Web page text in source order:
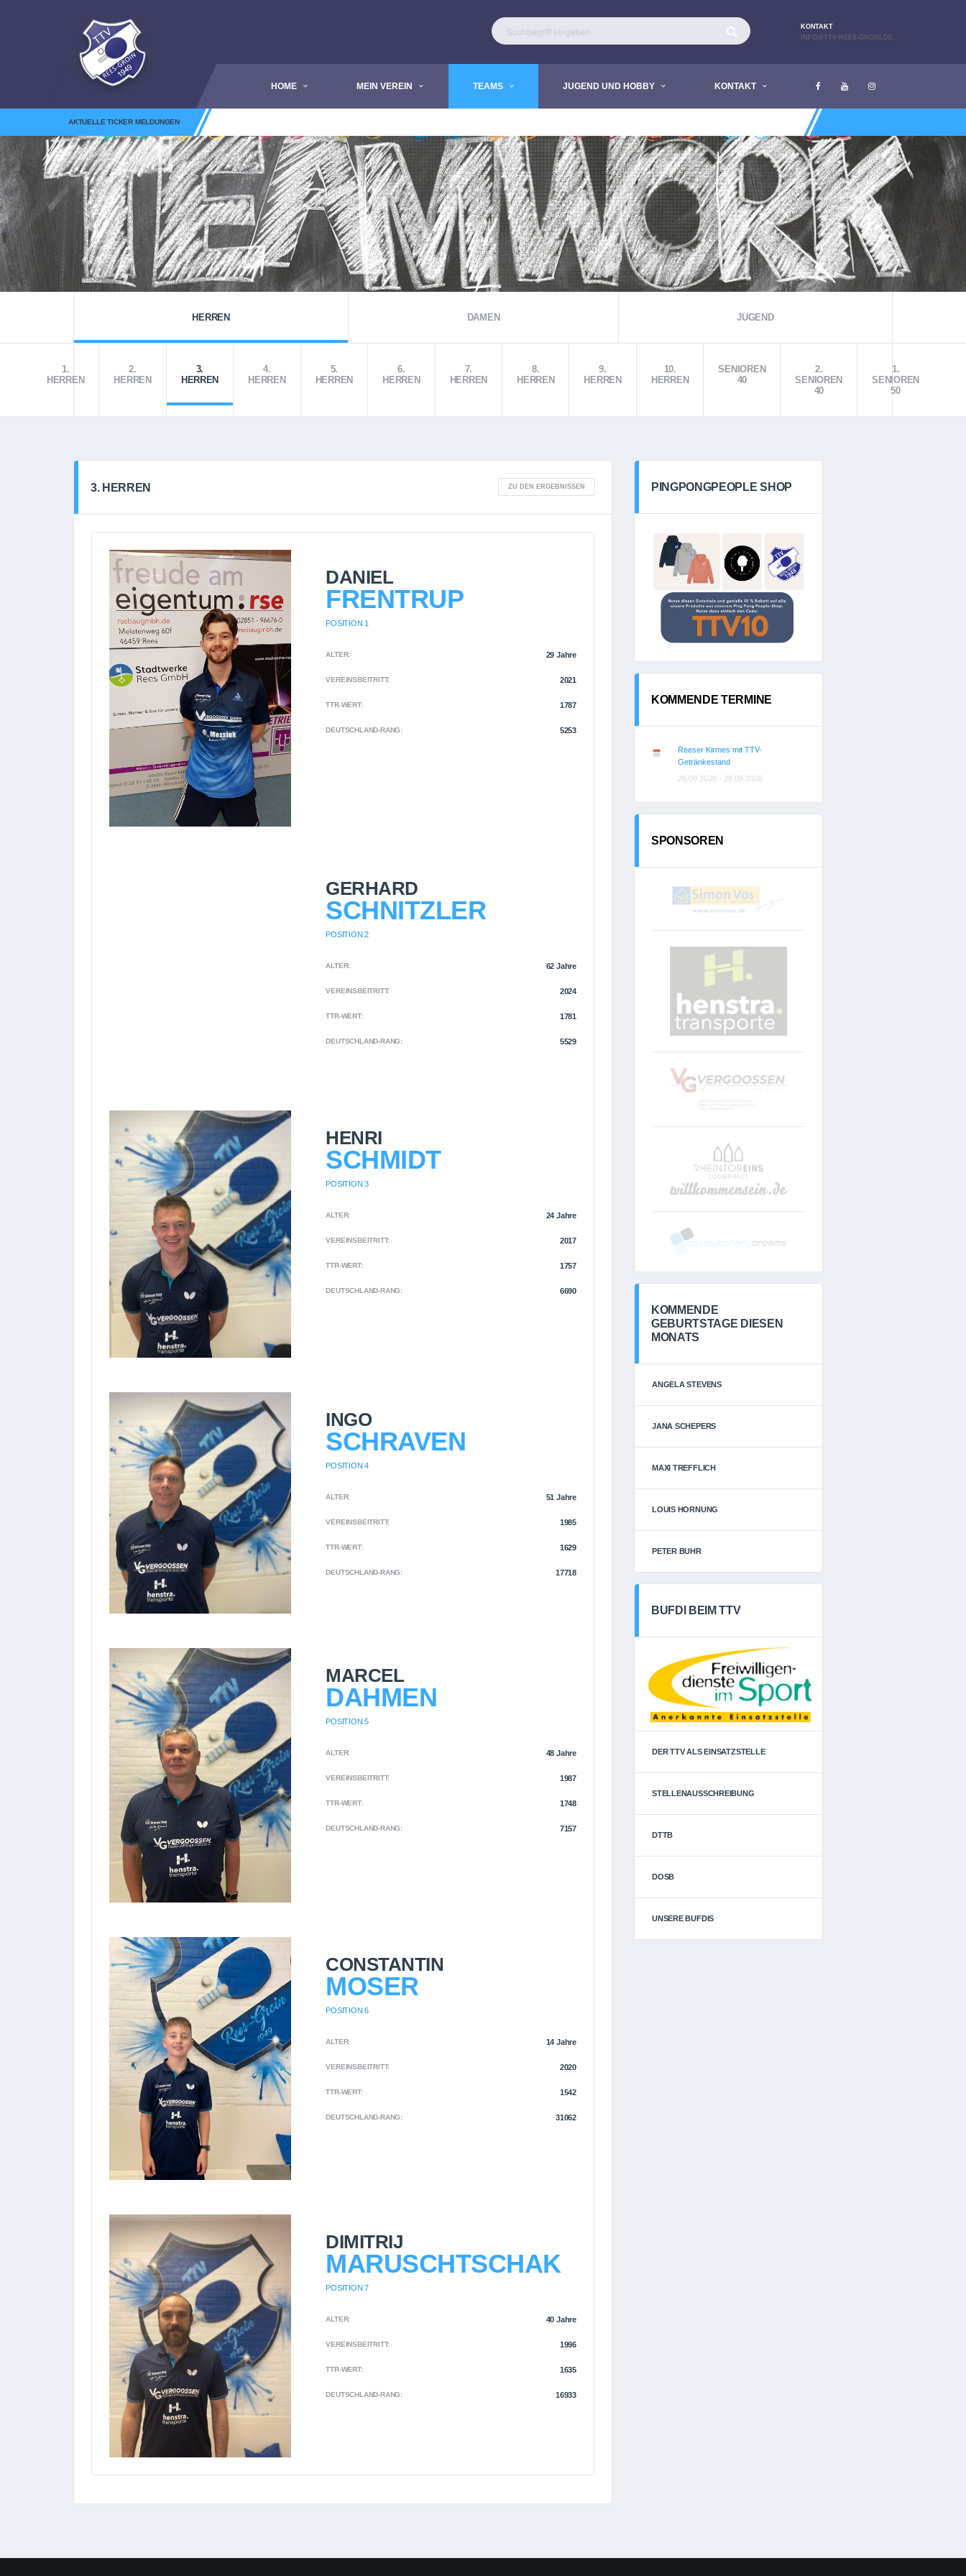
KONTAKT
INFO@TTV-REES-GROIN.DE
HOME MEIN VEREIN TEAMS JUGEND UND HOBBY KONTAKT
AKTUELLE TICKER MELDUNGEN AKTUELL LIEGEN KEINE
HERREN DAMEN JUGEND
1.
HERREN
2.
HERREN
3.
HERREN
4.
HERREN
5.
HERREN
6.
HERREN
7.
HERREN
8.
HERREN
9.
HERREN
10.
HERREN
SENIOREN
40
2.
SENIOREN
40
1.
SENIOREN
50
3. HERREN ZU DEN ERGEBNISSEN
DANIEL
FRENTRUP
POSITION 1
ALTER: 29 Jahre
VEREINSBEITRITT: 2021
TTR-WERT: 1787
DEUTSCHLAND-RANG: 5253
GERHARD
SCHNITZLER
POSITION 2
ALTER: 62 Jahre
VEREINSBEITRITT: 2024
TTR-WERT: 1781
DEUTSCHLAND-RANG: 5529
HENRI
SCHMIDT
POSITION 3
ALTER: 24 Jahre
VEREINSBEITRITT: 2017
TTR-WERT: 1757
DEUTSCHLAND-RANG: 6690
INGO
SCHRAVEN
POSITION 4
ALTER: 51 Jahre
VEREINSBEITRITT: 1985
TTR-WERT: 1629
DEUTSCHLAND-RANG: 17718
MARCEL
DAHMEN
POSITION 5
ALTER: 48 Jahre
VEREINSBEITRITT: 1987
TTR-WERT: 1748
DEUTSCHLAND-RANG: 7157
CONSTANTIN
MOSER
POSITION 6
ALTER: 14 Jahre
VEREINSBEITRITT: 2020
TTR-WERT: 1542
DEUTSCHLAND-RANG: 31062
DIMITRIJ
MARUSCHTSCHAK
POSITION 7
ALTER: 40 Jahre
VEREINSBEITRITT: 1996
TTR-WERT: 1635
DEUTSCHLAND-RANG: 16933
PINGPONGPEOPLE SHOP
KOMMENDE TERMINE
Reeser Kirmes mit TTV-
Getränkestand
26.09.2026 - 29.09.2026
SPONSOREN
KOMMENDE
GEBURTSTAGE DIESEN
MONATS
ANGELA STEVENS
JANA SCHEPERS
MAXI TREFFLICH
LOUIS HORNUNG
PETER BUHR
BUFDI BEIM TTV
DER TTV ALS EINSATZSTELLE
STELLENAUSSCHREIBUNG
DTTB
DOSB
UNSERE BUFDIS